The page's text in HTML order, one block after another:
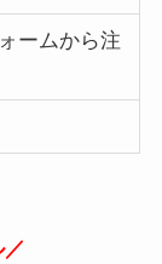
ームから注